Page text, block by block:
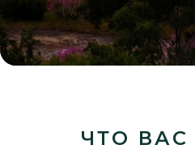
ЧТО ВАС